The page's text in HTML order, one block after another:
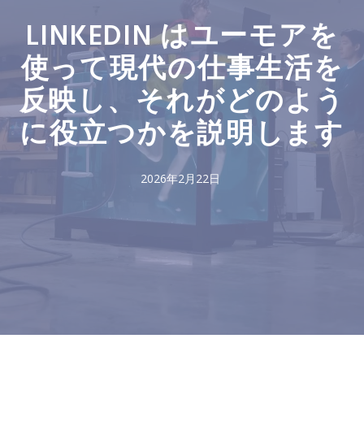
LINKEDIN はユーモアを
使って現代の仕事生活を
反映し、それがどのよう
に役立つかを説明します
2026年2月22日